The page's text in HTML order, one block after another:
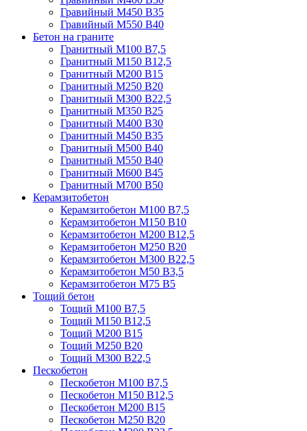
Гравийный М450 В35
Гравийный М550 В40
Бетон на граните
Гранитный М100 В7,5
Гранитный М150 В12,5
Гранитный М200 В15
Гранитный М250 В20
Гранитный М300 В22,5
Гранитный М350 В25
Гранитный М400 В30
Гранитный М450 В35
Гранитный М500 В40
Гранитный М550 В40
Гранитный М600 В45
Гранитный М700 В50
Керамзитобетон
Керамзитобетон М100 В7,5
Керамзитобетон М150 В10
Керамзитобетон М200 В12,5
Керамзитобетон М250 В20
Керамзитобетон М300 В22,5
Керамзитобетон М50 В3,5
Керамзитобетон М75 В5
Тощий бетон
Тощий М100 В7,5
Тощий М150 В12,5
Тощий М200 В15
Тощий М250 В20
Тощий М300 В22,5
Пескобетон
Пескобетон М100 В7,5
Пескобетон М150 В12,5
Пескобетон М200 В15
Пескобетон М250 В20